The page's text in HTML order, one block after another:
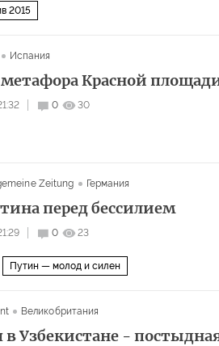
2015
Испания
Красной
0 30
Zeitung Германия
перед бессилием
0 23
Путин — молод и силен
Великобритания
Узбекистане -